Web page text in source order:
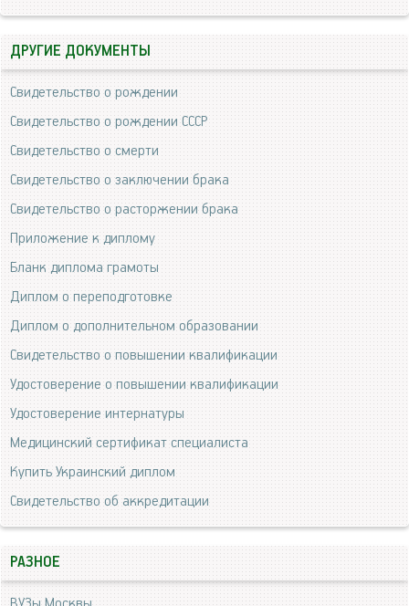
ДРУГИЕ ДОКУМЕНТЫ
Свидетельство о рождении
Свидетельство о рождении СССР
Свидетельство о смерти
Свидетельство о заключении брака
Свидетельство о расторжении брака
Приложение к диплому
Бланк диплома грамоты
Диплом о переподготовке
Диплом о дополнительном образовании
Свидетельство о повышении квалификации
Удостоверение о повышении квалификации
Удостоверение интернатуры
Медицинский сертификат специалиста
Купить Украинский диплом
Свидетельство об аккредитации
РАЗНОЕ